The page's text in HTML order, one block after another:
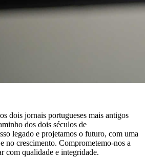
dois jornais portugueses mais antigos
dos dois séculos de
legado e projetamos o futuro, com uma
no crescimento. Comprometemo-nos a
com qualidade e integridade.